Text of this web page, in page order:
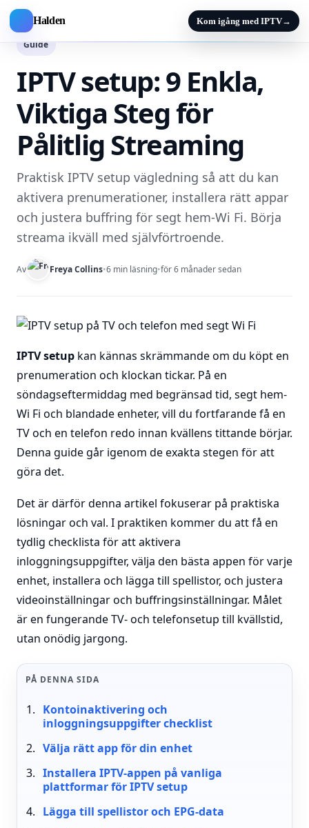
Halden Kom igång med IPTV→
Guide
IPTV setup: 9 Enkla,
Viktiga Steg för
Pålitlig Streaming
Praktisk IPTV setup vägledning så att du kan
aktivera prenumerationer, installera rätt appar
och justera buffring för segt hem-Wi Fi. Börja
streama ikväll med självförtroende.
Av Freya Collins•6 min läsning•för 6 månader sedan
IPTV setup kan kännas skrämmande om du köpt en
prenumeration och klockan tickar. På en
söndagseftermiddag med begränsad tid, segt hem-
Wi Fi och blandade enheter, vill du fortfarande få en
TV och en telefon redo innan kvällens tittande börjar.
Denna guide går igenom de exakta stegen för att
göra det.
Det är därför denna artikel fokuserar på praktiska
lösningar och val. I praktiken kommer du att få en
tydlig checklista för att aktivera
inloggningsuppgifter, välja den bästa appen för varje
enhet, installera och lägga till spellistor, och justera
videoinställningar och buffringsinställningar. Målet
är en fungerande TV- och telefonsetup till kvällstid,
utan onödig jargong.
PÅ DENNA SIDA
Kontoinaktivering och
inloggningsuppgifter checklist
Välja rätt app för din enhet
Installera IPTV-appen på vanliga
plattformar för IPTV setup
Lägga till spellistor och EPG-data